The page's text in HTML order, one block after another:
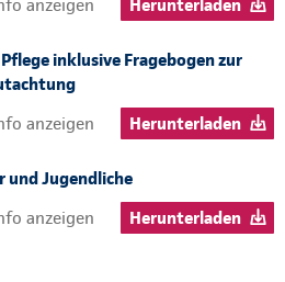
anzeigen Herunterladen
inklusive Fragebogen zur
anzeigen
Herunterladen
Jugendliche
anzeigen
Herunterladen